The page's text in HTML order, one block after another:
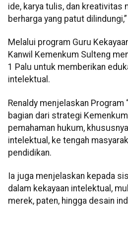
ide, karya tulis, dan kreativitas
berharga yang patut
Melalui program Guru
Kanwil Kemenkum Sulteng
1 Palu untuk memberikan
intelektual.
Renaldy menjelaskan Program
bagian dari strategi
pemahaman hukum,
intelektual, ke tengah
pendidikan.
Ia juga menjelaskan kepada
dalam kekayaan intelektual,
merek, paten, hingga desain